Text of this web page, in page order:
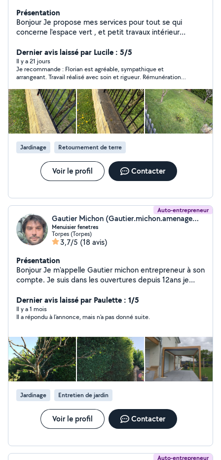
Présentation
Bonjour Je propose mes services pour tout se qui
concerne l'espace vert , et petit travaux intérieur
Dernier avis laissé par Lucile : 5/5
Il y a 21 jours
Je recommande : Florian est agréable, sympathique et
arrangeant. Travail réalisé avec soin et rigueur. Rémunération
travail. Merci beaucoup.
Jardinage Retournement de terre
Voir le profil Contacter
Auto-entrepreneur
Gautier Michon (Gautier.michon.amenagement@gmail.com)
Menuisier fenetres
Torpes (Torpes)
3,7/5 (18 avis)
Présentation
Bonjour Je m'appelle Gautier michon entrepreneur à son
compte. Je suis dans les ouvertures depuis 12ans je
motorisée -porte d'entrée -baie coulissante -porte
d'accès Je fais de l'entretien d'espace vert: -tonte -
elagage -entretiens annuels Je pose des terrasses bois :
Je pose : -abri de jardin -pergolas -véranda (simple) -
chalet de jardin -dalle béton toute surface Au plaisir de
travailler avec vous sur vos projets Cordialement
Gautier michon
Dernier avis laissé par Paulette : 1/5
Il y a 1 mois
Il a répondu à l'annonce, mais n'a pas donné suite.
Jardinage Entretien de jardin
Voir le profil Contacter
Auto-entrepreneur